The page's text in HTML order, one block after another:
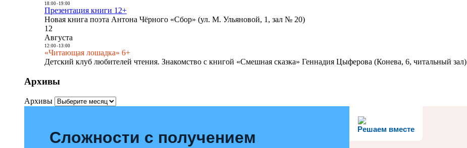
18:00- 19:00
Презентация книги 12+
Новая книга поэта Антона Чёрного «Сбор» (ул. М. Ульяновой, 1, зал № 20)
12
Августа
12:00- 13:00
«Читающая лошадка» 6+
Детский клуб любителей чтения. Знакомство с книгой «Смешная сказка» Геннадия Цыферова (Конева, 6, читальный зал)
Архивы
Архивы
Решаем вместе
Сложности с получением